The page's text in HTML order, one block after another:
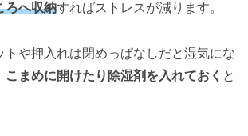
ろへ収納すればストレスが減ります。
トや押入れは閉めっぱなしだと湿気にな
こまめに開けたり除湿剤を入れておく と